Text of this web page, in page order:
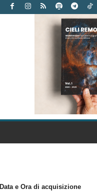
Data e Ora di acquisizione